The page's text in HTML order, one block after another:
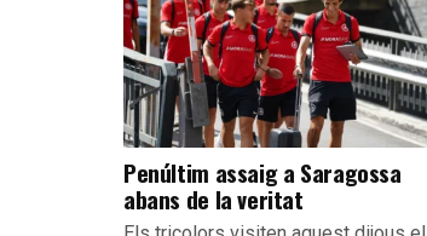
Penúltim assaig a Saragossa
abans de la veritat